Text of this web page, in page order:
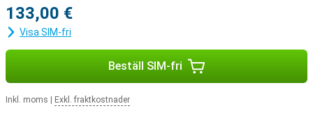
133,00 €
Visa SIM-fri
Beställ SIM-fri
Inkl. moms Exkl. fraktkostnader